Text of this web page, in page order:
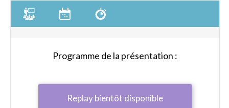
Programme de la présentation :
Replay bientôt disponible